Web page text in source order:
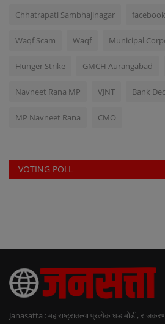
Chhatrapati Sambhajinagar facebook
Waqf Scam Waqf Municipal
Hunger Strike GMCH Aurangabad
Navneet Rana MP VJNT Bank
MP Navneet Rana CMO
VOTING POLL
Janasatta : महाराष्ट्रातल्या प्रत्येक घडामोडी,